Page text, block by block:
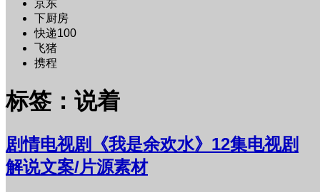
京东
下厨房
快递100
飞猪
携程
标签：说着
剧情电视剧《我是余欢水》12集电视剧
解说文案/片源素材